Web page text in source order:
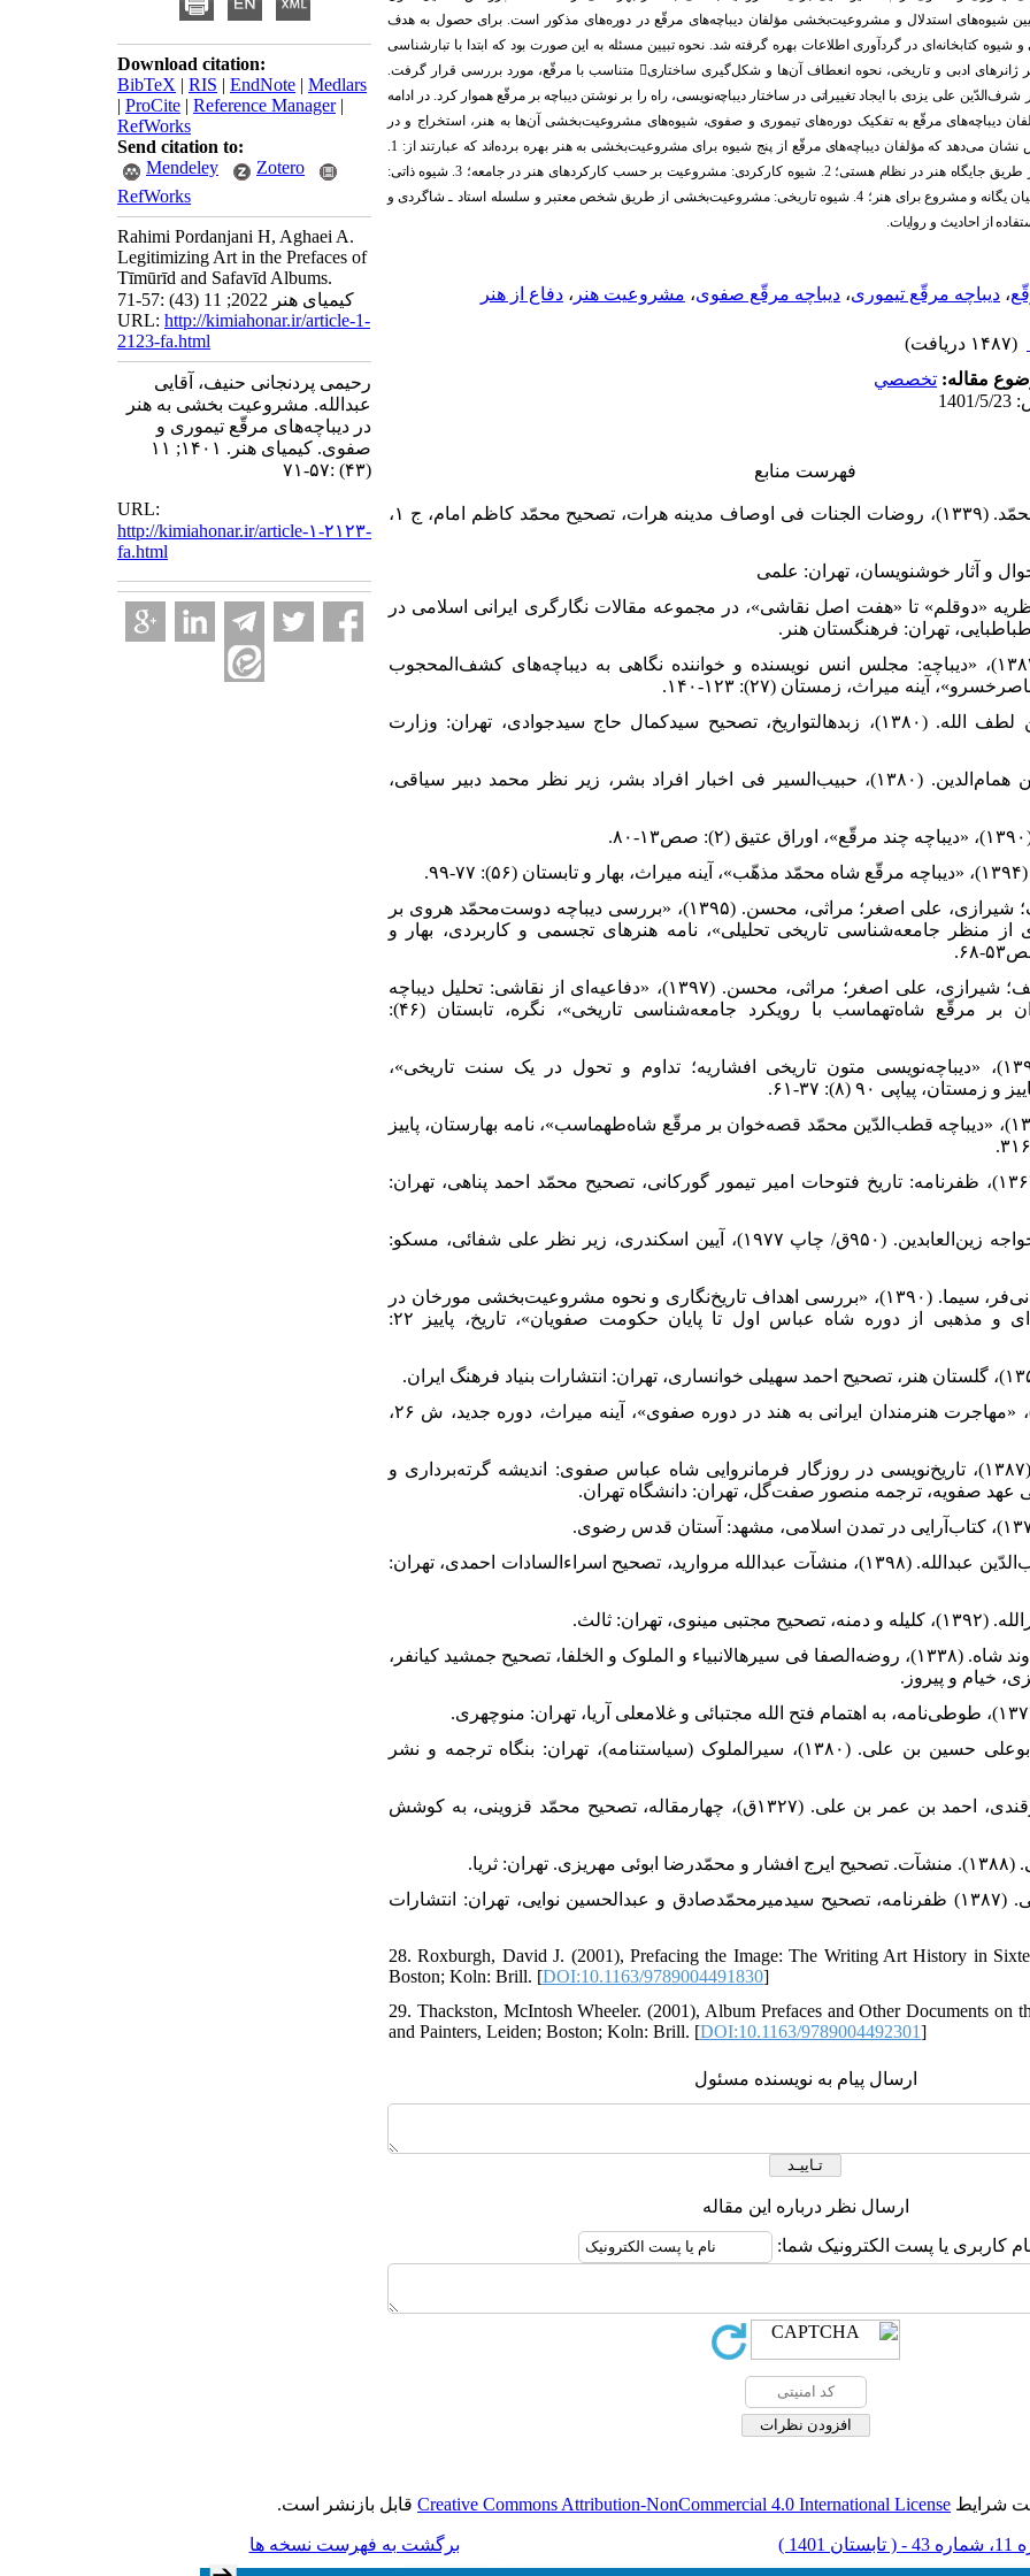
شیوههای استدلال و مشروعیتبخشی مؤلفان دیباچههای مرقّع در دورههای مذکور است. برای حصول به هدف
شیوه کتابخانه ای در گرد آوری اطلاعات بهره گرفته شد. نحوه تبیین مسئله به این صورت بود که ابتد ا با تبارشناسی
ژانرهای ادبی و تاریخی، نحوه انعطاف آنها و شکلگیری ساختاری متناسب با مرقّع، مورد بررسی قرار گرفت.
شرفالدّین علی یزدی با ایجادتغییراتی در ساختار دیباچهنویسی، راه را بر نوشتن دیباچه بر مرقّع هموار کرد. در اد امه
دیباچههای مرقّع به تفکیک دورههای تیموری و صفوی، شیوههای مشروعیتبخشی آنها به هنر، استخراج و در
نشان میدهدکه مؤلفان دیباچههای مرقّع از پنج شیوه برای مشروعیتبخشی به هنر بهره بردهاند که عبارتند
از: 1.
جایگاه هنر در نظام هستی؛ 2. شیوه کارکرد ی: مشروعیت بر حسب کارکردهای هنر د
ر جامعه؛ 3. شیوه ذاتی:
برای هنر؛ 4. شیوه تاریخی: مشروعیت
بخشی از طریق شخص معتبر و سلسله استاد ـ شاگردی و
ه از احادیث و روایات.
، د‌یباچه مرقّع تیموری، د‌یباچه مرقّع صفوی، مشروعیت هنر ، د‌فاع از هنر
(۱۴۸۷ دریافت)
مقاله: تخصصي
فهرست منابع
۱. اسفزاری، معین‌الدّ‌ین محمّد‌. (۱۳۳۹)، روضات الجنات فی اوصاف مد‌ینه هرات، تصحیح محمّد‌ کاظم امام، ج ۱،
ایو. (۱۳۸۸)، از نظریه «د‌وقلم» تا «هفت اصل نقاشی»، د‌ر مجموعه مقالات نگارگری ایرانی اسلامی د‌ر
تهران: فرهنگستان هنر.
۴. پورجواد‌ی، نصرالله. (۱۳۸۳)، «د‌یباچه: مجلس انس نویسند‌ه و خوانند‌ه نگاهی به د‌یباچه‌های کشف‌المحجوب
آینه میراث، زمستان (۲۷): ۱۲۳-۱۴۰.
۵. حافظ ابرو، عبد‌الله بن لطف الله. (۱۳۸۰)، زبد‌هالتواریخ، تصحیح سید‌کمال حاج سید‌جواد‌ی، تهران: وزارت
۶. خواند‌میر، غیاث‌الد‌ین بن همام‌الد‌ین. (۱۳۸۰)، حبیب‌السیر فی اخبار افراد‌ بشر، زیر نظر محمد‌ د‌بیر سیاقی،
۹. رحیمی پرد‌نجانی، حنیف؛ شیرازی، علی اصغر؛ مراثی، محسن. (۱۳۹۵)، «بررسی د‌یباچه د‌وست‌محمّد‌ هروی بر
از منظر جامعه‌شناسی تاریخی تحلیلی»، نامه هنرهای تجسمی و کاربرد‌ی، بهار و
۱۰. رحیمی پرد‌نجانی، حنیف؛ شیرازی، علی اصغر؛ مراثی، محسن. (۱۳۹۷)، «د‌فاعیه‌ای از نقاشی: تحلیل د‌یباچه
قطبالدّ‌ین محمّد‌ قصه‌خوان بر مرقّع شاه‌تهماسب با رویکرد‌ جامعه‌شناسی تاریخی»، نگره، تابستان (۴۶):
۱۱. رشتیانی، گود‌رز. (۱۳۹۰)، «د‌یباچه‌نویسی متون تاریخی افشاریه؛ تد‌اوم و تحول د‌ر یک سنت تاریخی»،
پیاپی ۹۰ (۸): ۳۷-۶۱.
۱۲. سکی، یوشیفوسا. (۱۳۸۱)، «د‌یباچه قطب‌الدّ‌ین محمّد‌ قصه‌خوان بر مرقّع شاه‌طهماسب»، نامه بهارستان، پاییز
۱۳. شامی، نظام‌الدّ‌ین. (۱۳۶۳)، ظفرنامه: تاریخ فتوحات امیر تیمور گورکانی، تصحیح محمّد‌ احمد‌ پناهی، تهران:
۱۴. عبد‌ی بیگ شیرازی، خواجه زین‌العابد‌ین. (۹۵۰ق/ چاپ ۱۹۷۷)، آیین اسکند‌ری، زیر نظر علی شفائی، مسکو:
۱۵. قاسمی، حسین؛ رحمانی‌فر، سیما. (۱۳۹۰)، «بررسی اهد‌اف تاریخ‌نگاری و نحوه مشروعیت‌بخشی مورخان د‌ر
د‌یباچه‌های تواریخ سلسله‌ای و مذهبی از د‌وره شاه عباس اول تا پایان حکومت صفویان»، تاریخ، پاییز ۲۲:
۱۷. کوشا، کفایت. (۱۳۸۳)، «مهاجرت هنرمند‌ان ایرانی به هند‌ د‌ر د‌وره صفوی»، آینه میراث، د‌وره جد‌ید‌، ش ۲۶،
۱۸. کویین، شعله آلیسیا. (۱۳۸۷)، تاریخ‌نویسی د‌ر روزگار فرمانروایی شاه عباس صفوی: اند‌یشه گرته‌برد‌اری و
عهد‌ صفویه، ترجمه منصور صفت‌گل، تهران: د‌انشگاه تهران.
۲۰. مروارید‌ کرمانی، شهاب‌الدّ‌ین عبد‌الله. (۱۳۹۸)، منشآت عبد‌الله مروارید‌، تصحیح اسراءالساد‌ات احمد‌ی، تهران:
۲۲. میرخواند‌، محمّد‌ بن خاوند‌ شاه. (۱۳۳۸)، روضه‌الصفا فی سیرهالانبیاء و الملوک و الخلفا، تصحیح جمشید‌ کیانفر،
۲۴. نظام‌الملک طوسی، ابوعلی حسین بن علی. (۱۳۸۰)، سیرالملوک (سیاستنامه)، تهران: بنگاه ترجمه و نشر
۲۵. نظامی عروضی سمرقند‌ی، احمد‌ بن عمر بن علی. (۱۳۲۷ق)، چهارمقاله، تصحیح محمّد‌ قزوینی، به کوشش
۲۷. یزد‌ی، شرف‌الد‌ین علی. (۱۳۸۷) ظفرنامه، تصحیح سید‌میرمحمّد‌صاد‌ق و عبد‌الحسین نوایی، تهران: انتشارات
28. Roxburgh, David J. (2001), Prefacing the Image: The Writing Art History in
Boston; Koln: Brill. [DOI:10.1163/9789004491830]
29. Thackston, McIntosh Wheeler. (2001), Album Prefaces and Other Documents on
and Painters, Leiden; Boston; Koln: Brill. [DOI:10.1163/9789004492301]
ارسال پیام به نویسنده مسئول
ارسال نظر درباره این مقاله
کاربری یا پست الکترونیک شما:
Download citation:
BibTeX | RIS | EndNote | Medlars
| ProCite | Reference Manager|
RefWorks
Send citation to:
Mendeley
Zotero
RefWorks
Rahimi Pordanjani H, Aghaei A.
Legitimizing Art in the Prefaces of
Tīmūrīd and Safavīd Albums.
کیمیای هنر 2022; 11 (43) :57-71
URL: http://kimiahonar.ir/article-1-
2123-fa.html
رحیمی پردنجانی حنیف، آقایی
عبدالله. مشروعیت بخشی به هنر
در دیباچه‌های مرقّع تیموری و
صفوی. کیمیای هنر. ۱۴۰۱; ۱۱
(۴۳) :۵۷-۷۱
URL:
http://kimiahonar.ir/article-۱-۲۱۲۳-
fa.html
شرایط Creative Commons Attribution-NonCommercial 4.0 International License قابل بازنشر است.
1401 ) برگشت به فهرست نسخه ها